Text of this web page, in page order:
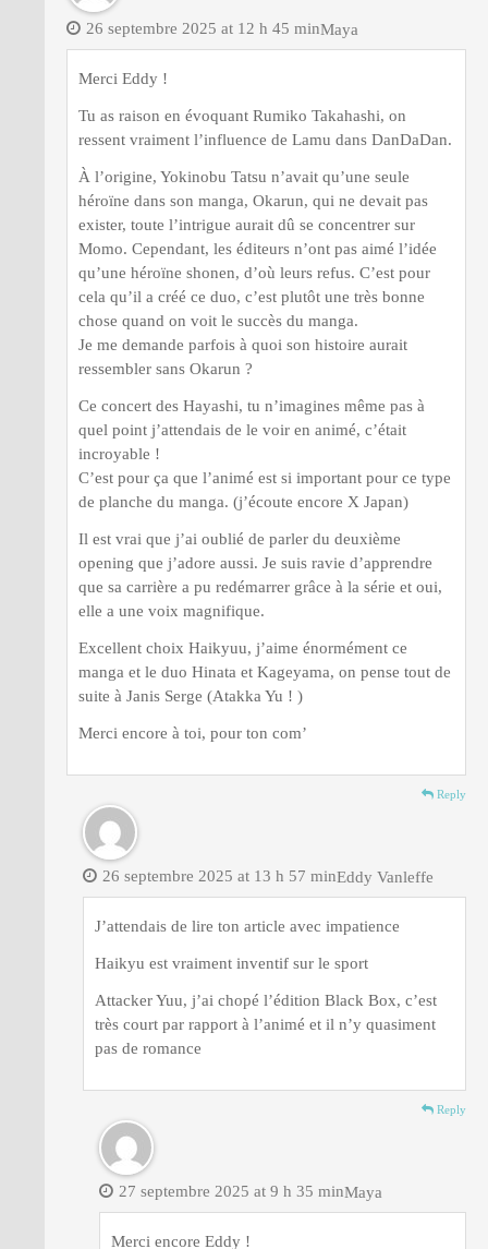
Maya
26 septembre 2025 at 12 h 45 min
Merci Eddy !
Tu as raison en évoquant Rumiko Takahashi, on
ressent vraiment l’influence de Lamu dans DanDaDan.
À l’origine, Yokinobu Tatsu n’avait qu’une seule
héroïne dans son manga, Okarun, qui ne devait pas
exister, toute l’intrigue aurait dû se concentrer sur
Momo. Cependant, les éditeurs n’ont pas aimé l’idée
qu’une héroïne shonen, d’où leurs refus. C’est pour
cela qu’il a créé ce duo, c’est plutôt une très bonne
chose quand on voit le succès du manga.
Je me demande parfois à quoi son histoire aurait
ressembler sans Okarun ?
Ce concert des Hayashi, tu n’imagines même pas à
quel point j’attendais de le voir en animé, c’était
incroyable !
C’est pour ça que l’animé est si important pour ce type
de planche du manga. (j’écoute encore X Japan)
Il est vrai que j’ai oublié de parler du deuxième
opening que j’adore aussi. Je suis ravie d’apprendre
que sa carrière a pu redémarrer grâce à la série et oui,
elle a une voix magnifique.
Excellent choix Haikyuu, j’aime énormément ce
manga et le duo Hinata et Kageyama, on pense tout de
suite à Janis Serge (Atakka Yu ! )
Merci encore à toi, pour ton com’
Reply
Eddy Vanleffe
26 septembre 2025 at 13 h 57 min
J’attendais de lire ton article avec impatience
Haikyu est vraiment inventif sur le sport
Attacker Yuu, j’ai chopé l’édition Black Box, c’est
très court par rapport à l’animé et il n’y quasiment
pas de romance
Reply
Maya
27 septembre 2025 at 9 h 35 min
Merci encore Eddy !